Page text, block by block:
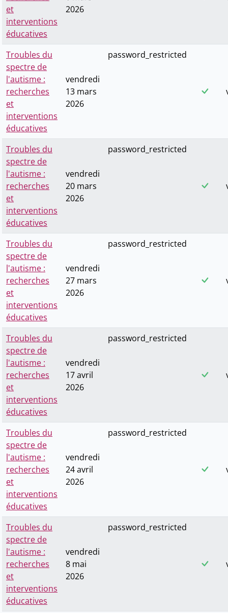
et
interventions
éducatives
2026
Troubles du
spectre de
l'autisme :
recherches
et
interventions
éducatives
vendredi
13 mars
2026
password_restricted
Troubles du
spectre de
l'autisme :
recherches
et
interventions
éducatives
vendredi
20 mars
2026
password_restricted
Troubles du
spectre de
l'autisme :
recherches
et
interventions
éducatives
vendredi
27 mars
2026
password_restricted
Troubles du
spectre de
l'autisme :
recherches
et
interventions
éducatives
vendredi
17 avril
2026
password_restricted
Troubles du
spectre de
l'autisme :
recherches
et
interventions
éducatives
vendredi
24 avril
2026
password_restricted
Troubles du
spectre de
l'autisme :
recherches
et
interventions
éducatives
vendredi
8 mai
2026
password_restricted